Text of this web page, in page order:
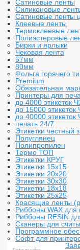
Сатиновые ленты
Силиконовые
Сатиновые ленты
Клеевые ленты
Термоклеевые
Полиэстеровые
Бирки и ярлыки
Чековая лента
57мм
80мм
Фольга горячего
Premium
Обязательная
Принтеры для
до 4000 этикеток
до 15000 этикеток
до 40000 этикеток
печать 24/7
Этикетки честный
Полуглянец
Полипропилен
Термо ТОП
Этикетки КРУГ
Этикетки 15х15
Этикетки 20х20
Этикетки 30х30
Этикетки 18х18
Этикетки 25х25
Красящие ленты
Риббоны WAX для
Риббоны RESIN
Сканеры для
Программное
Софт для